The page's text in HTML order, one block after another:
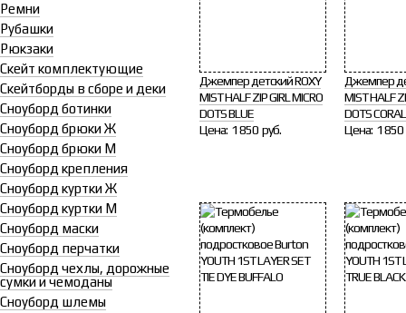
Джемпер детский ROXY
MIST HALF ZIP GIRL MICRO
DOTS BLUE
Цена: 1 850 руб.
Джемпер
MIST HALF
DOTS CORAL
Цена: 1 850
Ремни
Рубашки
Рюкзаки
Скейт комплектующие
Скейтборды в сборе и деки
Сноуборд ботинки
Сноуборд брюки Ж
Сноуборд брюки М
Сноуборд крепления
Сноуборд куртки Ж
Сноуборд куртки М
Сноуборд маски
Сноуборд перчатки
Сноуборд чехлы, дорожные
сумки и чемоданы
Сноуборд шлемы